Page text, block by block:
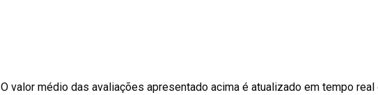
O valor médio das avaliações apresentado acima é atualizado em tempo